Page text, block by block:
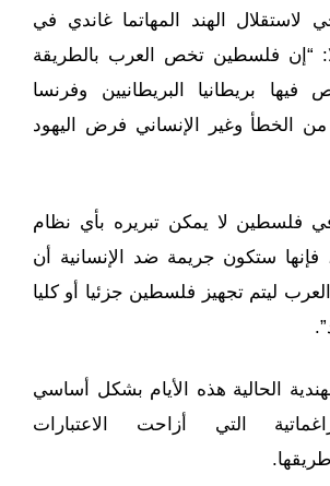
لاستقلال الهند المهاتما غاندي في
1938 قائلا: “إن فلسطين تخص العرب بالطريقة
بريطانيا البريطانيين وفرنسا
من الخطأ وغير الإنساني فرض اليهود
فلسطين لا يمكن تبريره بأي نظام
فإنها ستكون جريمة ضد الإنسانية أن
ليتم تجهيز فلسطين جزئيا أو كليا
الحالية هذه الأيام بشكل أساسي
التي أزاحت الاعتبارات